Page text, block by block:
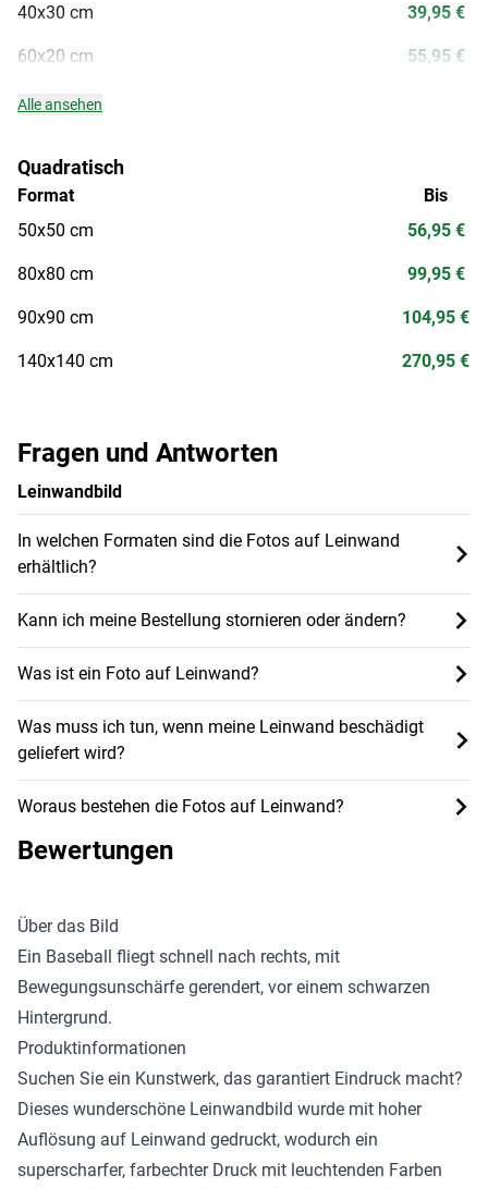
Fragen und Antworten
Leinwandbild
In welchen Formaten sind die Fotos auf Leinwand
erhältlich?
Kann ich meine Bestellung stornieren oder ändern?
Was ist ein Foto auf Leinwand?
Was muss ich tun, wenn meine Leinwand beschädigt
geliefert wird?
Woraus bestehen die Fotos auf Leinwand?
40x30 cm
60x20 cm
39,95 €
55,95 €
Alle ansehen
Quadratisch
Format
50x50 cm
80x80 cm
90x90 cm
140x140 cm
Bis
56,95 €
99,95 €
104,95 €
270,95 €
Bewertungen
Über das Bild
Ein Baseball fliegt schnell nach rechts, mit
Bewegungsunschärfe gerendert, vor einem schwarzen
Hintergrund.
Produktinformationen
Suchen Sie ein Kunstwerk, das garantiert Eindruck macht?
Dieses wunderschöne Leinwandbild wurde mit hoher
Auflösung auf Leinwand gedruckt, wodurch ein
superscharfer, farbechter Druck mit leuchtenden Farben